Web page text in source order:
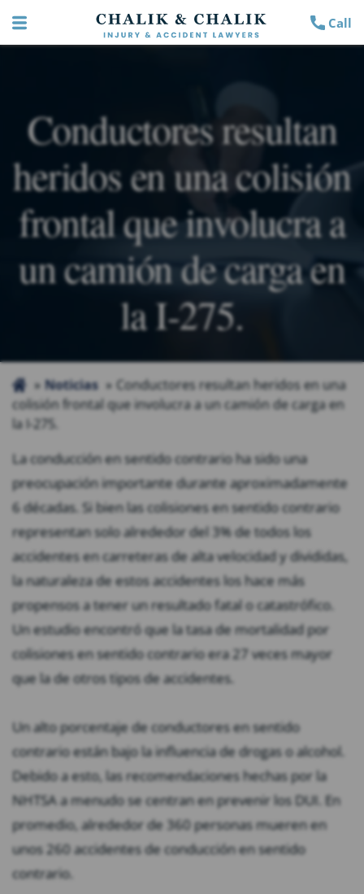
Call
Conductores resultan
heridos en una colisión
frontal que involucra a
un camión de carga en
la I-275.
Noticias
Conductores resultan heridos en una
colisión frontal que involucra a un camión de carga en
la I-275.
La conducción en sentido contrario ha sido una
preocupación importante durante aproximadamente
6 décadas. Si bien las colisiones en sentido contrario
representan solo alrededor del 3% de todos los
accidentes en carreteras de alta velocidad y divididas,
la naturaleza de estos accidentes los hace más
propensos a tener un resultado fatal o catastrófico.
Un estudio encontró que la tasa de mortalidad por
colisiones en sentido contrario era 27 veces mayor
que la de otros tipos de accidentes.
Un alto porcentaje de conductores en sentido
contrario están bajo la influencia de drogas o alcohol.
Debido a esto, las recomendaciones hechas por la
NHTSA a menudo se centran en prevenir los DUI. En
promedio, alrededor de 360 personas mueren en
unos 260 accidentes de conducción en sentido
contrario.